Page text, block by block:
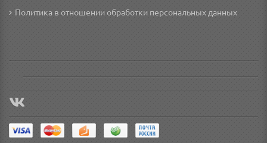
Политика в отношении обработки персональных данных